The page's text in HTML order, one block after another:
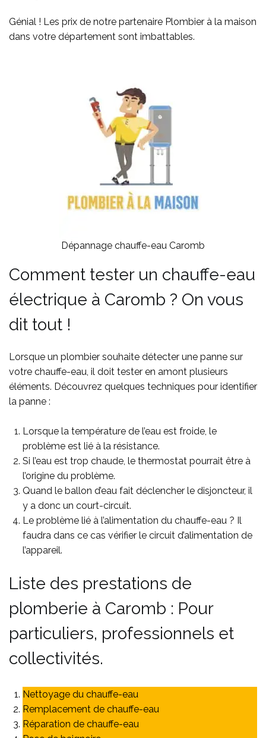
Génial ! Les prix de notre partenaire Plombier à la maison
dans votre département sont imbattables.
Dépannage chauffe-eau Caromb
Comment tester un chauffe-eau
électrique à Caromb ? On vous
dit tout !
Lorsque un plombier souhaite détecter une panne sur
votre chauffe-eau, il doit tester en amont plusieurs
éléments. Découvrez quelques techniques pour identifier
la panne :
Lorsque la température de l’eau est froide, le
problème est lié à la résistance.
Si l’eau est trop chaude, le thermostat pourrait être à
l’origine du problème.
Quand le ballon d’eau fait déclencher le disjoncteur, il
y a donc un court-circuit.
Le problème lié à l’alimentation du chauffe-eau ? Il
faudra dans ce cas vérifier le circuit d’alimentation de
l’appareil.
Liste des prestations de
plomberie à Caromb : Pour
particuliers, professionnels et
collectivités.
Nettoyage du chauffe-eau
Remplacement de chauffe-eau
Réparation de chauffe-eau